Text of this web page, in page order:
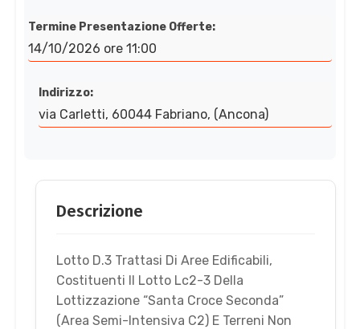
Termine Presentazione Offerte:
14/10/2026 ore 11:00
Indirizzo:
via Carletti, 60044 Fabriano, (Ancona)
Descrizione
Lotto D.3 Trattasi Di Aree Edificabili,
Costituenti Il Lotto Lc2-3 Della
Lottizzazione “Santa Croce Seconda”
(Area Semi-Intensiva C2) E Terreni Non